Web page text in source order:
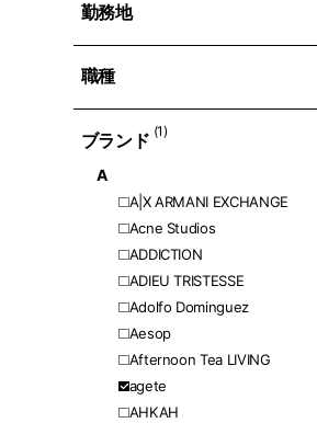
勤務地
職種
ブランド (1)
A
A|X ARMANI EXCHANGE
Acne Studios
ADDICTION
ADIEU TRISTESSE
Adolfo Dominguez
Aesop
Afternoon Tea LIVING
agete
AHKAH